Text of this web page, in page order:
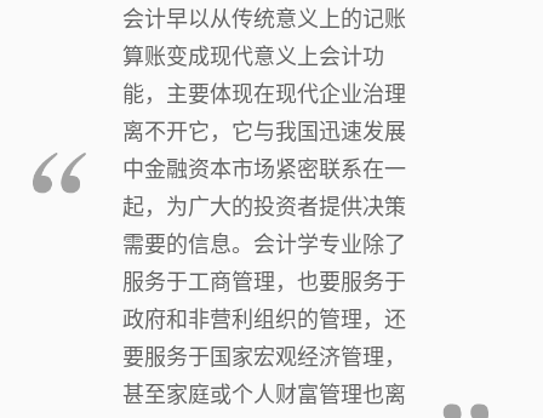
会计早以从传统意义上的记账
算账变成现代意义上会计功
能，主要体现在现代企业治理
离不开它，它与我国迅速发展
中金融资本市场紧密联系在一
起，为广大的投资者提供决策
需要的信息。会计学专业除了
服务于工商管理，也要服务于
政府和非营利组织的管理，还
要服务于国家宏观经济管理，
甚至家庭或个人财富管理也离